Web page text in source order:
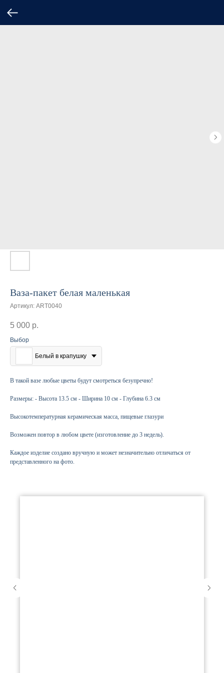
Ваза-пакет белая маленькая
Артикул: ART0040
5 000 р.
Выбор
Белый в крапушку
В такой вазе любые цветы будут смотреться безупречно!
Размеры: - Высота 13.5 см - Ширина 10 см - Глубина 6.3 см
Высокотемпературная керамическая масса, пищевые глазури
Возможен повтор в любом цвете (изготовление до 3 недель).
Каждое изделие создано вручную и может незначительно отличаться от
представленного на фото.